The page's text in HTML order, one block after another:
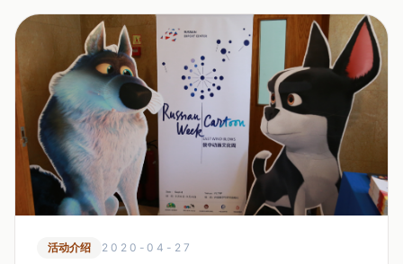
活动介绍 2020-04-27